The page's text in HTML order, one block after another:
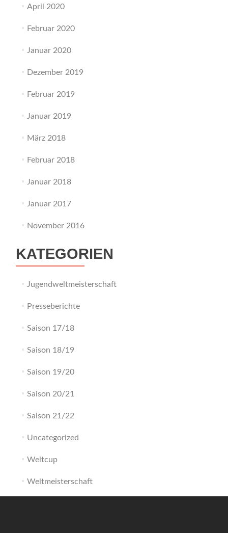
April 2020
Februar 2020
Januar 2020
Dezember 2019
Februar 2019
Januar 2019
März 2018
Februar 2018
Januar 2018
Januar 2017
November 2016
KATEGORIEN
Jugendweltmeisterschaft
Presseberichte
Saison 17/18
Saison 18/19
Saison 19/20
Saison 20/21
Saison 21/22
Uncategorized
Weltcup
Weltmeisterschaft